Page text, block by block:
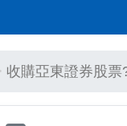
收購亞東證券股票